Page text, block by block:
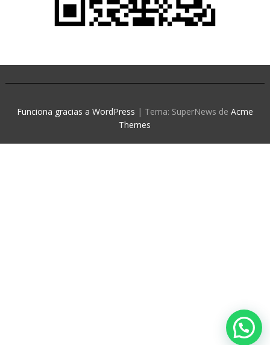
Funciona gracias a WordPress | Tema: SuperNews de Acme
Themes